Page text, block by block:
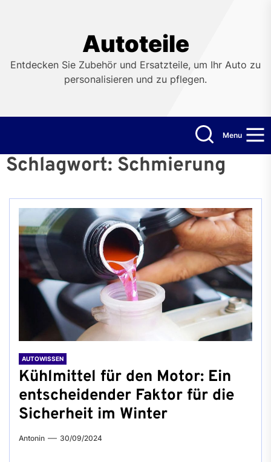
Autoteile
Entdecken Sie Zubehör und Ersatzteile, um Ihr Auto zu
personalisieren und zu pflegen.
Menu
Schlagwort: Schmierung
AUTOWISSEN
Kühlmittel für den Motor: Ein
entscheidender Faktor für die
Sicherheit im Winter
Antonin 30/09/2024